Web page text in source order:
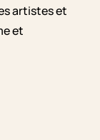
artistes et
et